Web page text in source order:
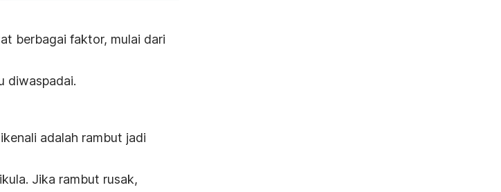
berbagai faktor, mulai dari
diwaspadai.
adalah rambut jadi
Jika rambut rusak,